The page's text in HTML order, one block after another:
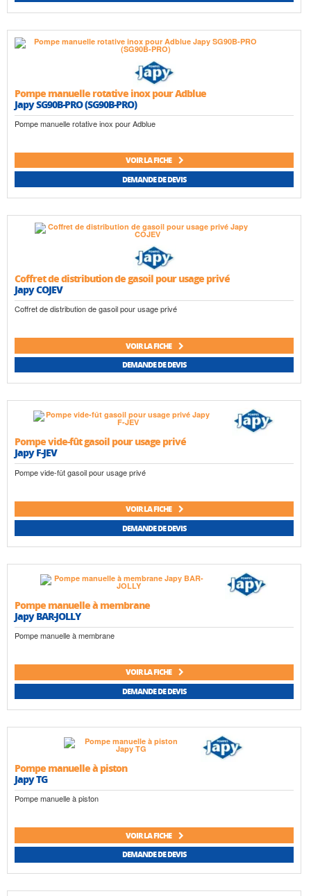
Pompe manuelle rotative inox pour Adblue
Japy SG90B-PRO (SG90B-PRO)
Pompe manuelle rotative inox pour Adblue
VOIR LA FICHE
DEMANDE DE DEVIS
Coffret de distribution de gasoil pour usage privé
Japy COJEV
Coffret de distribution de gasoil pour usage privé
VOIR LA FICHE
DEMANDE DE DEVIS
Pompe vide-fût gasoil pour usage privé
Japy F-JEV
Pompe vide-fût gasoil pour usage privé
VOIR LA FICHE
DEMANDE DE DEVIS
Pompe manuelle à membrane
Japy BAR-JOLLY
Pompe manuelle à membrane
VOIR LA FICHE
DEMANDE DE DEVIS
Pompe manuelle à piston
Japy TG
Pompe manuelle à piston
VOIR LA FICHE
DEMANDE DE DEVIS